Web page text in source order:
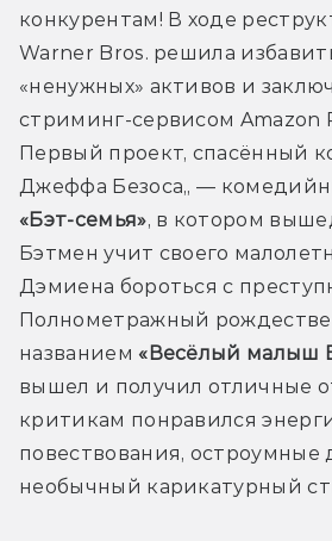
конкурентам! В ходе
Warner Bros. решила
«ненужных» активов и
стриминг-сервисом Amazon
Первый проект, спасённый
«Бэт-семья», в котором
Бэтмен учит своего
Дэмиена бороться с
Полнометражный
названием «Весёлый малыш
вышел и получил отличные
критикам понравился
повествования, остроумные
необычный карикатурный